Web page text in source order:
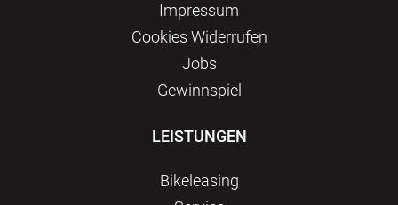
Impressum
Сookies Widerrufen
Jobs
Gewinnspiel
LEISTUNGEN
Bikeleasing